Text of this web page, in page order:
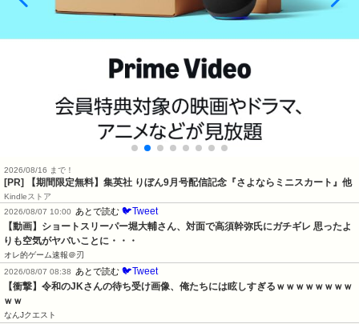
2026/08/16 まで！
[PR] 【期間限定無料】集英社 りぼん9月号配信記念『さよならミニスカート』他
Kindleストア
2026/08/07 10:00
あとで読む 🐦Tweet
【動画】ショートスリーパー堀大輔さん、対面で高須幹弥氏にガチギレ 思ったよ
りも空気がヤバいことに・・・
オレ的ゲーム速報＠刃
2026/08/07 08:38
あとで読む 🐦Tweet
【衝撃】令和のJKさんの待ち受け画像、俺たちには眩しすぎるｗｗｗｗｗｗｗｗ
ｗｗ
なんJクエスト